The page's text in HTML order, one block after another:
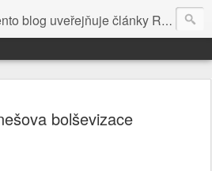
uveřejňuje články Ross Hedvíčka v češtině (pokud budu mit naladu) - s editacni pomoci Ludvika Dedika.
bolševizace